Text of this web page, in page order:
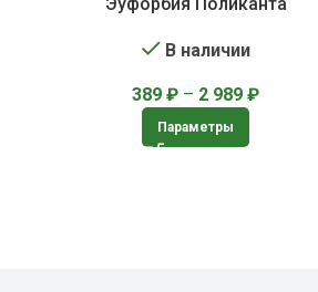
В наличии
389₽ – 2 989₽
Параметры